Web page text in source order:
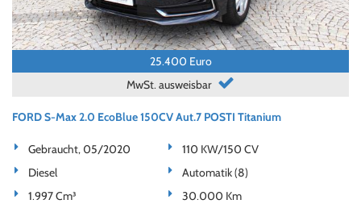
25.400 Euro
MwSt. ausweisbar
FORD S-Max 2.0 EcoBlue 150CV Aut.7 POSTI Titanium
Gebraucht, 05/2020
110 KW/150 CV
Diesel
Automatik (8)
1.997 Cm³
30.000 Km